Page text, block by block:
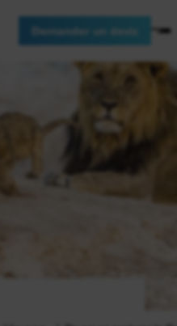
Demander un devis